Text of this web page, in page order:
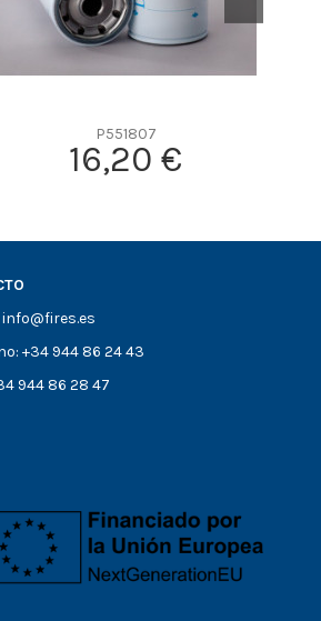
P551807
16,20 €
info@fires.es
+34 944 86 24 43
944 86 28 47